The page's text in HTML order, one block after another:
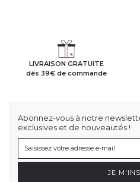
LIVRAISON GRATUITE
dès 39€ de commande
Abonnez-vous à notre
exclusives et de nouveautés !
JE